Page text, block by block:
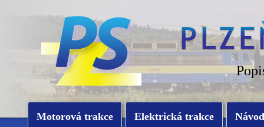
Motorová trakce Elektrická trakce